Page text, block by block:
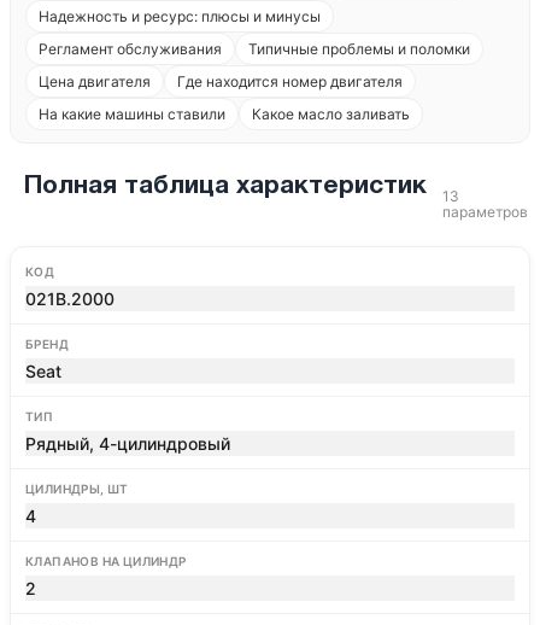
Надежность и ресурс: плюсы и минусы
Регламент обслуживания
Типичные проблемы и поломки
Цена двигателя
Где находится номер двигателя
На какие машины ставили
Какое масло заливать
Полная таблица характеристик
13
параметров
КОД
021B.2000
БРЕНД
Seat
ТИП
Рядный, 4-цилиндровый
ЦИЛИНДРЫ, ШТ
4
КЛАПАНОВ НА ЦИЛИНДР
2